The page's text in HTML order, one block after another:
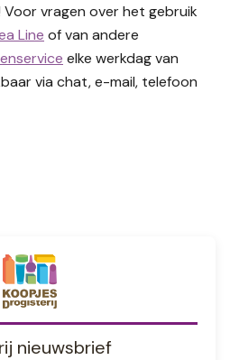
vragen over het gebruik
Line of van andere
elke werkdag van
via chat, e-mail, telefoon
nieuwsbrief